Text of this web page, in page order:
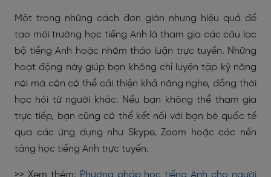
Một trong những cách đơn giản nhưng hiệu quả để
tạo môi trường học tiếng Anh là tham gia các câu lạc
bộ tiếng Anh hoặc nhóm thảo luận trực tuyến. Những
hoạt động này giúp bạn không chỉ luyện tập kỹ năng
nói mà còn có thể cải thiện khả năng nghe, đồng thời
học hỏi từ người khác. Nếu bạn không thể tham gia
trực tiếp, bạn cũng có thể kết nối với bạn bè quốc tế
qua các ứng dụng như Skype, Zoom hoặc các nền
tảng học tiếng Anh trực tuyến.
>> Xem thêm: Phương pháp học tiếng Anh cho người